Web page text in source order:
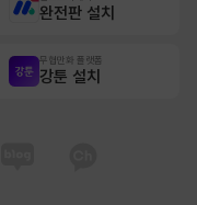
완전판 설치
무협만화 플랫폼
강툰 설치